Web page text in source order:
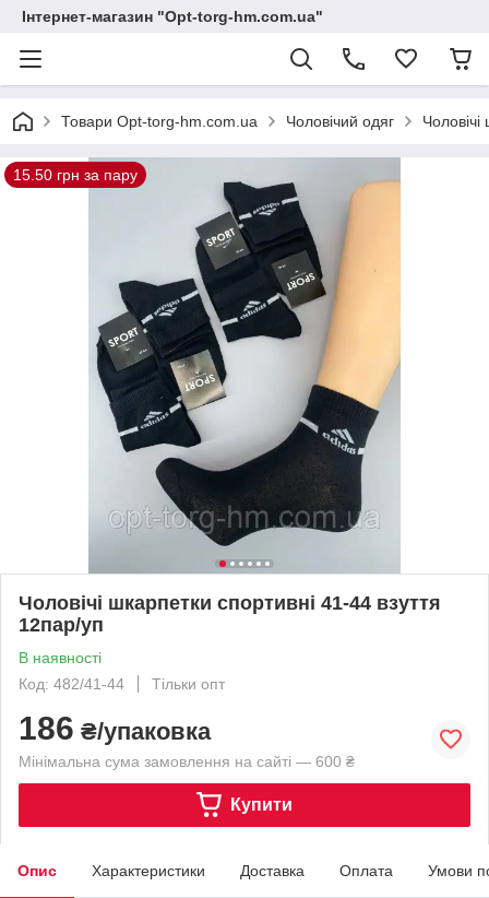
Інтернет-магазин "Opt-torg-hm.com.ua"
Товари Opt-torg-hm.com.ua Чоловічий одяг
15.50 грн за пару
Чоловічі шкарпетки спортивні 41-44 взуття
12пар/уп
В наявності
Код: 482/41-44
Тільки опт
186 ₴/упаковка
Мінімальна сума замовлення на сайті — 600 ₴
Купити
Опис Характеристики Доставка Оплата Умови